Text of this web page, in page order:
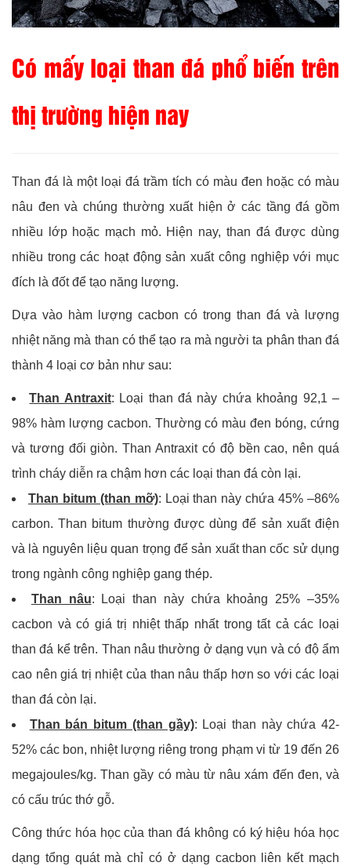
Có mấy loại than đá phổ biến trên
thị trường hiện nay
Than đá là một loại đá trầm tích có màu đen hoặc có màu
nâu đen và chúng thường xuất hiện ở các tầng đá gồm
nhiều lớp hoặc mạch mỏ. Hiện nay, than đá được dùng
nhiều trong các hoạt động sản xuất công nghiệp với mục
đích là đốt để tạo năng lượng.
Dựa vào hàm lượng cacbon có trong than đá và lượng
nhiệt năng mà than có thể tạo ra mà người ta phân than đá
thành 4 loại cơ bản như sau:
Than Antraxit: Loại than đá này chứa khoảng 92,1 –
98% hàm lượng cacbon. Thường có màu đen bóng, cứng
và tương đối giòn. Than Antraxit có độ bền cao, nên quá
trình cháy diễn ra chậm hơn các loại than đá còn lại.
Than bitum (than mỡ): Loại than này chứa 45% –86%
carbon. Than bitum thường được dùng để sản xuất điện
và là nguyên liệu quan trọng để sản xuất than cốc sử dụng
trong ngành công nghiệp gang thép.
Than nâu: Loại than này chứa khoảng 25% –35%
cacbon và có giá trị nhiệt thấp nhất trong tất cả các loại
than đá kể trên. Than nâu thường ở dạng vụn và có độ ẩm
cao nên giá trị nhiệt của than nâu thấp hơn so với các loại
than đá còn lại.
Than bán bitum (than gầy): Loại than này chứa 42-
52% các bon, nhiệt lượng riêng trong phạm vi từ 19 đến 26
megajoules/kg. Than gầy có màu từ nâu xám đến đen, và
có cấu trúc thớ gỗ.
Công thức hóa học của than đá không có ký hiệu hóa học
dạng tổng quát mà chỉ có ở dạng cacbon liên kết mạch